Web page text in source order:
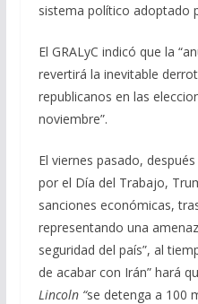
sistema político adoptado
El GRALyC indicó que la
revertirá la inevitable
republicanos en las
noviembre”.
El viernes pasado,
por el Día del Trabajo,
sanciones económicas,
representando una
seguridad del país”, al
de acabar con Irán” hará
Lincoln “se detenga a 100